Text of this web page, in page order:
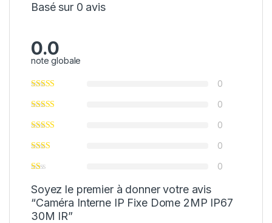
Basé sur 0 avis
0.0
note globale
0
0
0
0
0
Soyez le premier à donner votre avis
“Caméra Interne IP Fixe Dome 2MP IP67
30M IR”